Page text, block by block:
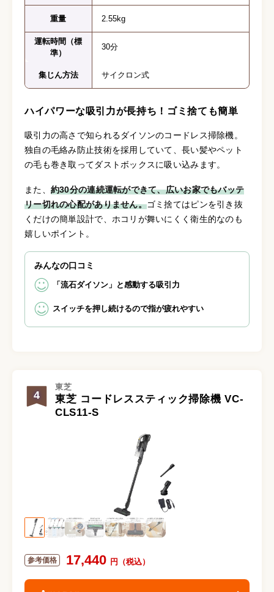
重量 2.55kg
運転時間（標
準）
30分
集じん方法 サイクロン式
ハイパワーな吸引力が長持ち！ゴミ捨ても簡単
吸引力の高さで知られるダイソンのコードレス掃除機。
独自の毛絡み防止技術を採用していて、長い髪やペット
の毛も巻き取ってダストボックスに吸い込みます。
また、 約30分の連続運転ができて、広いお家でもバッテ
リー切れの心配がありません。ゴミ捨てはピンを引き抜
くだけの簡単設計で、ホコリが舞いにくく衛生的なのも
嬉しいポイント。
みんなの口コミ
「流石ダイソン」と感動する吸引力
スイッチを押し続けるので指が疲れやすい
4
東芝
東芝 コードレススティック掃除機 VC-
CLS11-S
17,440